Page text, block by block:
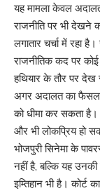
यह मामला केवल
राजनीति पर भी देखने
लगातार चर्चा में रहा
राजनीतिक कद पर
हथियार के तौर पर देख
अगर अदालत का
को धीमा कर सकता है।
और भी लोकप्रिय हो
भोजपुरी सिनेमा के
नहीं है, बल्कि यह
इम्तिहान भी है।